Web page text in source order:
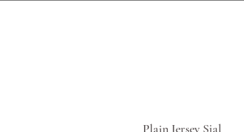
Plain Jersey Sjal